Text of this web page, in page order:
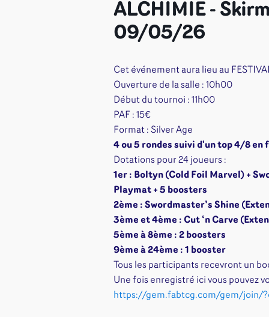
Jeux de
Jeux juniors
Jeux initiés
Jeux experts
Jeux primés
Jeu Duo
ALCHIMIE -
09/05/26
Cet événement aura lieu au
Ouverture de la salle : 10h00
Début du tournoi : 11h00
PAF : 15€
Format : Silver Age
4 ou 5 rondes suivi d'un top 4/8
Dotations pour 24 joueurs :
1er : Boltyn (Cold Foil Marvel) +
Playmat +5 boosters
2ème :Swordmaster’s Shine
3ème et 4ème : Cut ‘n Carve
5ème à 8ème :2 boosters
9ème à 24ème :1 booster
Tous les participants recevront un
Une fois enregistré ici vous pouvez
https://gem.fabtcg.com/gem/join/